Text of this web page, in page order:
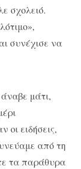
σχολειό.
συνέχισε να
μάτι,
οι ειδήσεις,
από τη
τα παράθυρα